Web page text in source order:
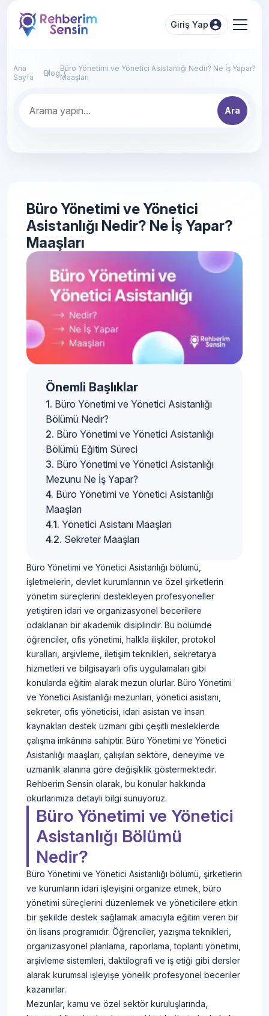
Giriş Yap
Ana
Sayfa
BlogBüro Yönetimi ve Yönetici Asistanlığı Nedir? Ne İş Yapar?
Maaşları
Ara
Büro Yönetimi ve Yönetici
Asistanlığı Nedir? Ne İş Yapar?
Maaşları
Önemli Başlıklar
Büro Yönetimi ve Yönetici Asistanlığı
Bölümü Nedir?
Büro Yönetimi ve Yönetici Asistanlığı
Bölümü Eğitim Süreci
Büro Yönetimi ve Yönetici Asistanlığı
Mezunu Ne İş Yapar?
Büro Yönetimi ve Yönetici Asistanlığı
Maaşları
Yönetici Asistanı Maaşları
Sekreter Maaşları
Büro Yönetimi ve Yönetici Asistanlığı bölümü,
işletmelerin, devlet kurumlarının ve özel şirketlerin
yönetim süreçlerini destekleyen profesyoneller
yetiştiren idari ve organizasyonel becerilere
odaklanan bir akademik disiplindir. Bu bölümde
öğrenciler, ofis yönetimi, halkla ilişkiler, protokol
kuralları, arşivleme, iletişim teknikleri, sekretarya
hizmetleri ve bilgisayarlı ofis uygulamaları gibi
konularda eğitim alarak mezun olurlar. Büro Yönetimi
ve Yönetici Asistanlığı mezunları, yönetici asistanı,
sekreter, ofis yöneticisi, idari asistan ve insan
kaynakları destek uzmanı gibi çeşitli mesleklerde
çalışma imkânına sahiptir. Büro Yönetimi ve Yönetici
Asistanlığı maaşları, çalışılan sektöre, deneyime ve
uzmanlık alanına göre değişiklik göstermektedir.
Rehberim Sensin olarak, bu konular hakkında
okurlarımıza detaylı bilgi sunuyoruz.
Büro Yönetimi ve Yönetici
Asistanlığı Bölümü
Nedir?
Büro Yönetimi ve Yönetici Asistanlığı bölümü, şirketlerin
ve kurumların idari işleyişini organize etmek, büro
yönetimi süreçlerini düzenlemek ve yöneticilere etkin
bir şekilde destek sağlamak amacıyla eğitim veren bir
ön lisans programıdır. Öğrenciler, yazışma teknikleri,
organizasyonel planlama, raporlama, toplantı yönetimi,
arşivleme sistemleri, daktilografi ve iş etiği gibi dersler
alarak kurumsal işleyişe yönelik profesyonel beceriler
kazanırlar.
Mezunlar, kamu ve özel sektör kuruluşlarında,